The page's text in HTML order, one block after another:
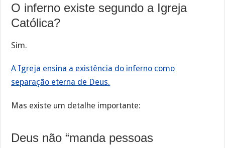
O inferno existe segundo a Igreja
Católica?
Sim.
A Igreja ensina a existência do inferno como
separação eterna de Deus.
Mas existe um detalhe importante:
Deus não “manda pessoas